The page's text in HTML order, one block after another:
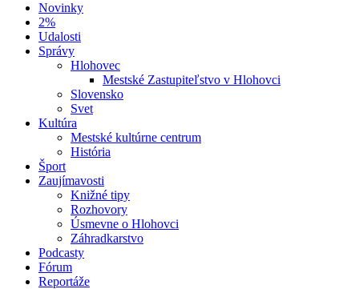
Novinky
2%
Udalosti
Správy
Hlohovec
Mestské Zastupiteľstvo v Hlohovci
Slovensko
Svet
Kultúra
Mestské kultúrne centrum
História
Šport
Zaujímavosti
Knižné tipy
Rozhovory
Úsmevne o Hlohovci
Záhradkarstvo
Podcasty
Fórum
Reportáže